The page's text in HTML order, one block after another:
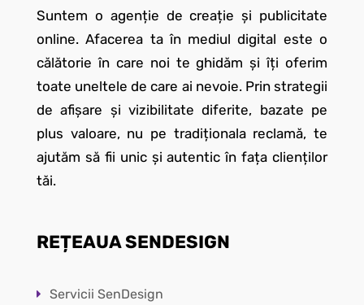
Suntem o agenție de creație și publicitate
online. Afacerea ta în mediul digital este o
călătorie în care noi te ghidăm și îți oferim
toate uneltele de care ai nevoie. Prin strategii
de afișare și vizibilitate diferite, bazate pe
plus valoare, nu pe tradiționala reclamă, te
ajutăm să fii unic și autentic în fața clienților
tăi.
REȚEAUA SENDESIGN
Servicii SenDesign